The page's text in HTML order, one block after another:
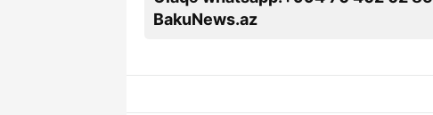
BakuNews.az